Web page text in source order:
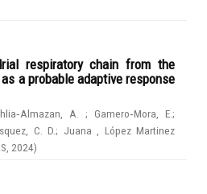
respiratory chain from the
a probable adaptive response
A.;Gamero‑Mora, E.;
C. D.; Juana , López Martinez
2024)